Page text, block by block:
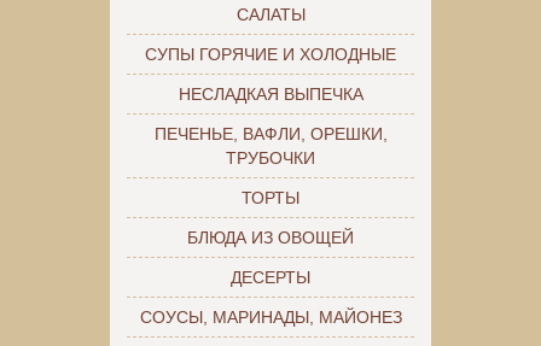
САЛАТЫ
СУПЫ ГОРЯЧИЕ И ХОЛОДНЫЕ
НЕСЛАДКАЯ ВЫПЕЧКА
ПЕЧЕНЬЕ, ВАФЛИ, ОРЕШКИ,
ТРУБОЧКИ
ТОРТЫ
БЛЮДА ИЗ ОВОЩЕЙ
ДЕСЕРТЫ
СОУСЫ, МАРИНАДЫ, МАЙОНЕЗ